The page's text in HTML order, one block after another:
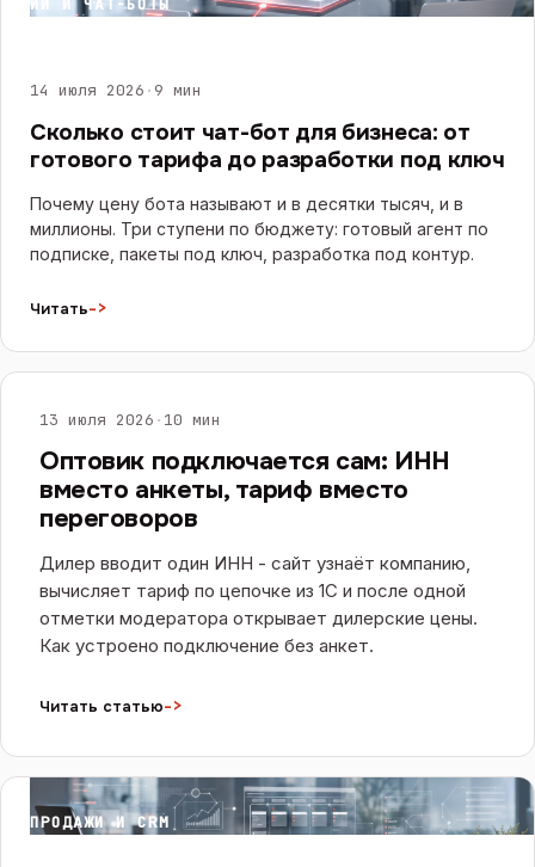
ИИ И ЧАТ-БОТЫ
14 июля 2026 · 9 мин
Сколько стоит чат-бот для бизнеса: от
готового тарифа до разработки под ключ
Почему цену бота называют и в десятки тысяч, и в
миллионы. Три ступени по бюджету: готовый агент по
подписке, пакеты под ключ, разработка под контур.
Читать->
САЙТЫ И E-COMMERCE
13 июля 2026 · 10 мин
Оптовик подключается сам: ИНН
вместо анкеты, тариф вместо
переговоров
Дилер вводит один ИНН - сайт узнаёт компанию,
вычисляет тариф по цепочке из 1С и после одной
отметки модератора открывает дилерские цены.
Как устроено подключение без анкет.
Читать статью->
ПРОДАЖИ И CRM